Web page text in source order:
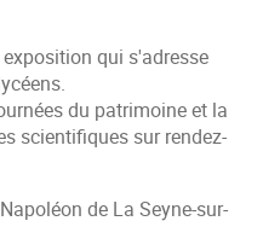
qui s'adresse
du patrimoine et la
scientifiques sur rendez-
de La Seyne-sur-